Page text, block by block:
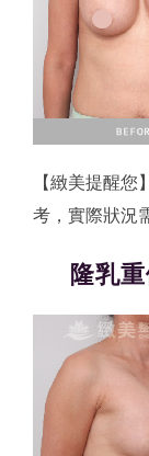
【緻美提醒
考，實際狀況
隆乳